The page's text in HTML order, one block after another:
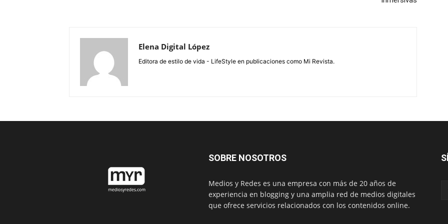
Elena Digital López
Editora de estilo de vida - LifeStyle en publicaciones como Mi Revista.
SOBRE NOSOTROS
Medios y Redes es una empresa con más de 20 años de
experiencia en blogging y una amplia red de medios digitales
que ofrece servicios relacionados con los contenidos online.